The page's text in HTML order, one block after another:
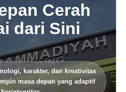
Cerah
dari Sini
karakter, dan kreativitas
masa depan yang adaptif